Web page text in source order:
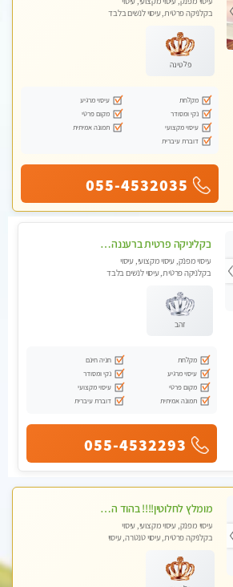
בקלניקה פרטית, עיסוי לנשים בלבד
פלטינה
מקלחת
עיסוי מרגיע
נקי ומסודר
מקום פרטי
עיסוי מקצועי
תמונה אמיתית
דוברת עיברית
055-4532035
בקליניקה פרטית ברעננה עיסוי לחידוש אנרגיות עיסוי מומלץ מאוד !
עיסוי מפנק, עיסוי מקצועי, עיסוי
בקלניקה פרטית, עיסוי לנשים בלבד
זהב
מקלחת
חניה חינם
עיסוי מרגיע
נקי ומסודר
מקום פרטי
עיסוי מקצועי
תמונה אמיתית
דוברת עיברית
055-4532293
מומלץ לחלוטין!!!! בהוד השרון מעסה מקצועית לעיסוי ברמה גבוהה VIP תתקשר .....
עיסוי מפנק, עיסוי מקצועי, עיסוי
בקלניקה פרטית, עיסוי טנטרה, עיסוי